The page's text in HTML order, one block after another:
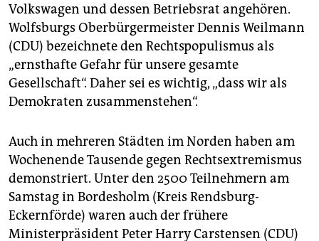
Volkswagen und dessen Betriebsrat angehören.
Wolfsburgs Oberbürgermeister Dennis Weilmann
(CDU) bezeichnete den Rechtspopulismus als
„ernsthafte Gefahr für unsere gesamte
Gesellschaft“. Daher sei es wichtig, „dass wir als
Demokraten zusammenstehen“.
Auch in mehreren Städten im Norden haben am
Wochenende Tausende gegen Rechtsextremismus
demonstriert. Unter den 2500 Teilnehmern am
Samstag in Bordesholm (Kreis Rendsburg-
Eckernförde) waren auch der frühere
Ministerpräsident Peter Harry Carstensen (CDU)